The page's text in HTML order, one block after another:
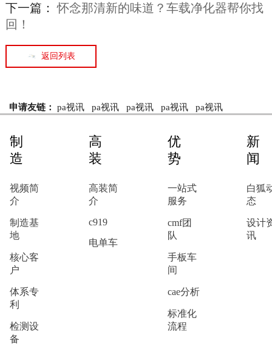
下一篇：怀念那清新的味道？车载净化器帮你找
回！
返回列表
申请友链： pa视讯 pa视讯 pa视讯 pa视讯 pa视讯
制
造
视频简
介
制造基
地
核心客
户
体系专
利
检测设
备
高
装
高装简
介
c919
电单车
优
势
一站式
服务
cmf团
队
手板车
间
cae分析
标准化
流程
新
闻
白狐
态
设计
讯